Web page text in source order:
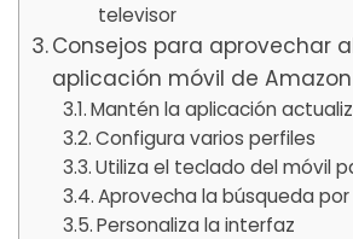
televisor
Consejos para aprovechar
aplicación móvil de Amazon
Mantén la aplicación
Configura varios perfiles
Utiliza el teclado del móvil
Aprovecha la búsqueda por
Personaliza la interfaz